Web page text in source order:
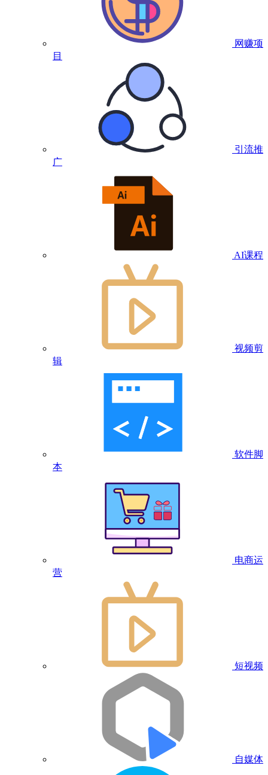
网赚项
目
引流推
广
AI课程
视频剪
辑
软件脚
本
电商运
营
短视频
自媒体